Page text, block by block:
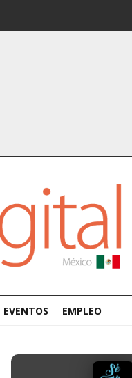
EVENTOS EMPLEO